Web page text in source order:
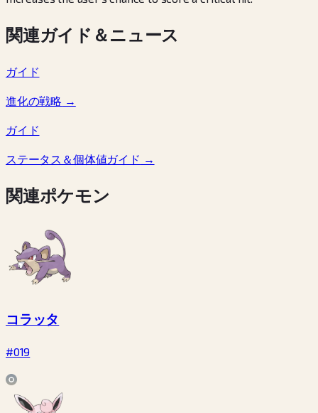
関連ガイド＆ニュース
ガイド
進化の戦略 →
ガイド
ステータス＆個体値ガイド →
関連ポケモン
コラッタ
#019